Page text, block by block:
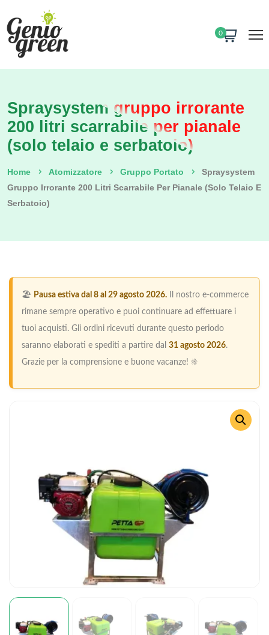
0
Spraysystem gruppo irrorante
200 litri scarrabile per pianale
(solo telaio e serbatoio)
Home Atomizzatore Gruppo Portato
Spraysystem
Gruppo Irrorante 200 Litri Scarrabile Per Pianale (solo Telaio E
Serbatoio)
🏖️ Pausa estiva dal 8 al 29 agosto 2026. Il nostro e-commerce
rimane sempre operativo e puoi continuare ad effettuare i
tuoi acquisti. Gli ordini ricevuti durante questo periodo
saranno elaborati e spediti a partire dal 31 agosto 2026.
Grazie per la comprensione e buone vacanze! ☀️